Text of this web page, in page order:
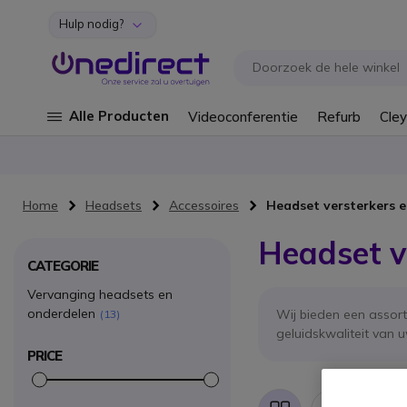
Ga naar de inhoud
Hulp nodig?
Alle Producten Videoconferentie Refurb
Home Headsets Accessoires Headset versterkers
Headset
Wij bieden een
geluidskwaliteit van
CATEGORIE
Vervanging headsets en
onderdelen
13
PRICE